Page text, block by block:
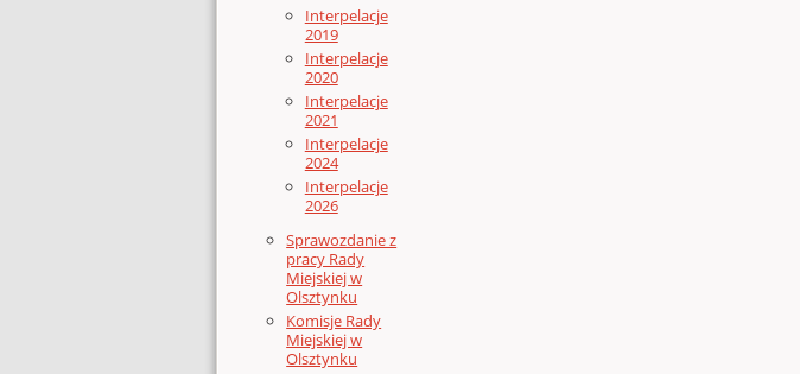
Interpelacje
2019
Interpelacje
2020
Interpelacje
2021
Interpelacje
2024
Interpelacje
2026
Sprawozdanie z
pracy Rady
Miejskiej w
Olsztynku
Komisje Rady
Miejskiej w
Olsztynku